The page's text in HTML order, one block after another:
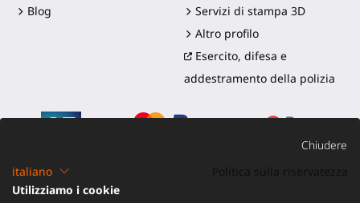
Blog
Servizi di stampa 3D
Altro profilo
Esercito, difesa e
addestramento della polizia
©2016-2026 - ProTubeVR™
Chiudere
italiano
Utilizziamo i cookie